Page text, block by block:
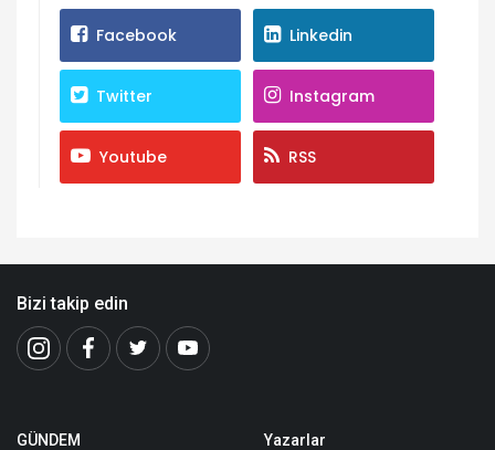
Facebook Linkedin
Twitter Instagram
Youtube RSS
Bizi takip edin
GÜNDEM
Yazarlar